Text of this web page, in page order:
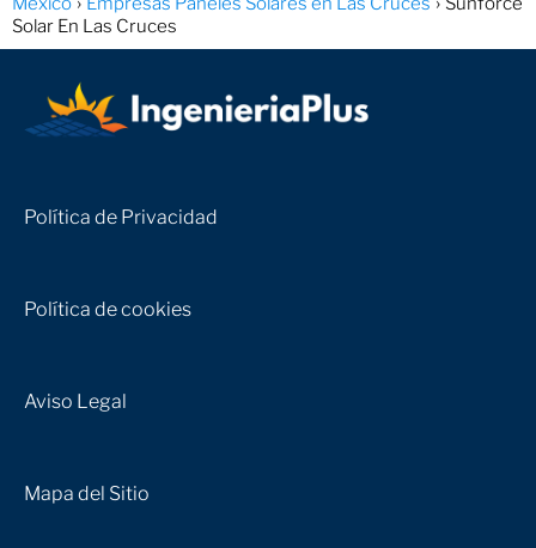
Solar En Las Cruces
Política de Privacidad
Política de cookies
Aviso Legal
Mapa del Sitio